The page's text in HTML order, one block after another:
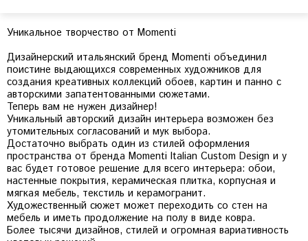
Уникальное творчество от Momenti
Дизайнерский итальянский бренд Momenti объединил
поистине выдающихся современных художников для
создания креативных коллекций обоев, картин и панно с
авторскими запатентованными сюжетами.
Теперь вам не нужен дизайнер!
Уникальный авторский дизайн интерьера возможен без
утомительных согласований и мук выбора.
Достаточно выбрать один из стилей оформления
пространства от бренда Momenti Italian Custom Design и у
вас будет готовое решение для всего интерьера: обои,
настенные покрытия, керамическая плитка, корпусная и
мягкая мебель, текстиль и керамогранит.
Художественный сюжет может переходить со стен на
мебель и иметь продолжение на полу в виде ковра.
Более тысячи дизайнов, стилей и огромная вариативность